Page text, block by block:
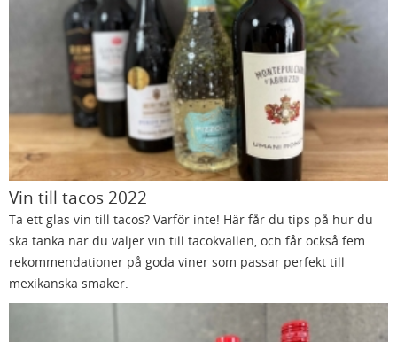
Vin till tacos 2022
Ta ett glas vin till tacos? Varför inte! Här får du tips på hur du
ska tänka när du väljer vin till tacokvällen, och får också fem
rekommendationer på goda viner som passar perfekt till
mexikanska smaker.